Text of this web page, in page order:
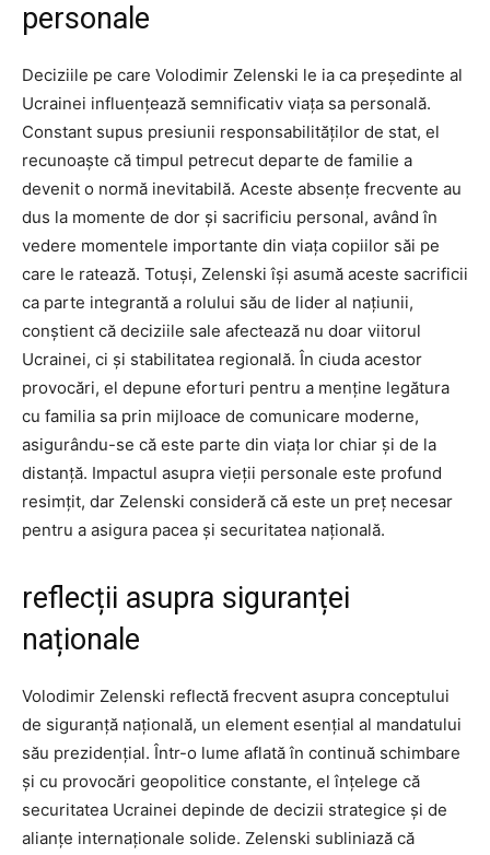
personale
Deciziile pe care Volodimir Zelenski le ia ca președinte al
Ucrainei influențează semnificativ viața sa personală.
Constant supus presiunii responsabilităților de stat, el
recunoaște că timpul petrecut departe de familie a
devenit o normă inevitabilă. Aceste absențe frecvente au
dus la momente de dor și sacrificiu personal, având în
vedere momentele importante din viața copiilor săi pe
care le ratează. Totuși, Zelenski își asumă aceste sacrificii
ca parte integrantă a rolului său de lider al națiunii,
conștient că deciziile sale afectează nu doar viitorul
Ucrainei, ci și stabilitatea regională. În ciuda acestor
provocări, el depune eforturi pentru a menține legătura
cu familia sa prin mijloace de comunicare moderne,
asigurându-se că este parte din viața lor chiar și de la
distanță. Impactul asupra vieții personale este profund
resimțit, dar Zelenski consideră că este un preț necesar
pentru a asigura pacea și securitatea națională.
reflecții asupra siguranței
naționale
Volodimir Zelenski reflectă frecvent asupra conceptului
de siguranță națională, un element esențial al mandatului
său prezidențial. Într-o lume aflată în continuă schimbare
și cu provocări geopolitice constante, el înțelege că
securitatea Ucrainei depinde de decizii strategice și de
alianțe internaționale solide. Zelenski subliniază că